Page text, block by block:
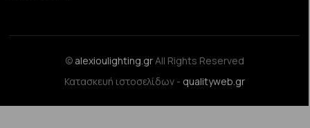
© alexioulighting.grAll Rights Reserved
Κατασκευή ιστοσελίδων - qualityweb.gr